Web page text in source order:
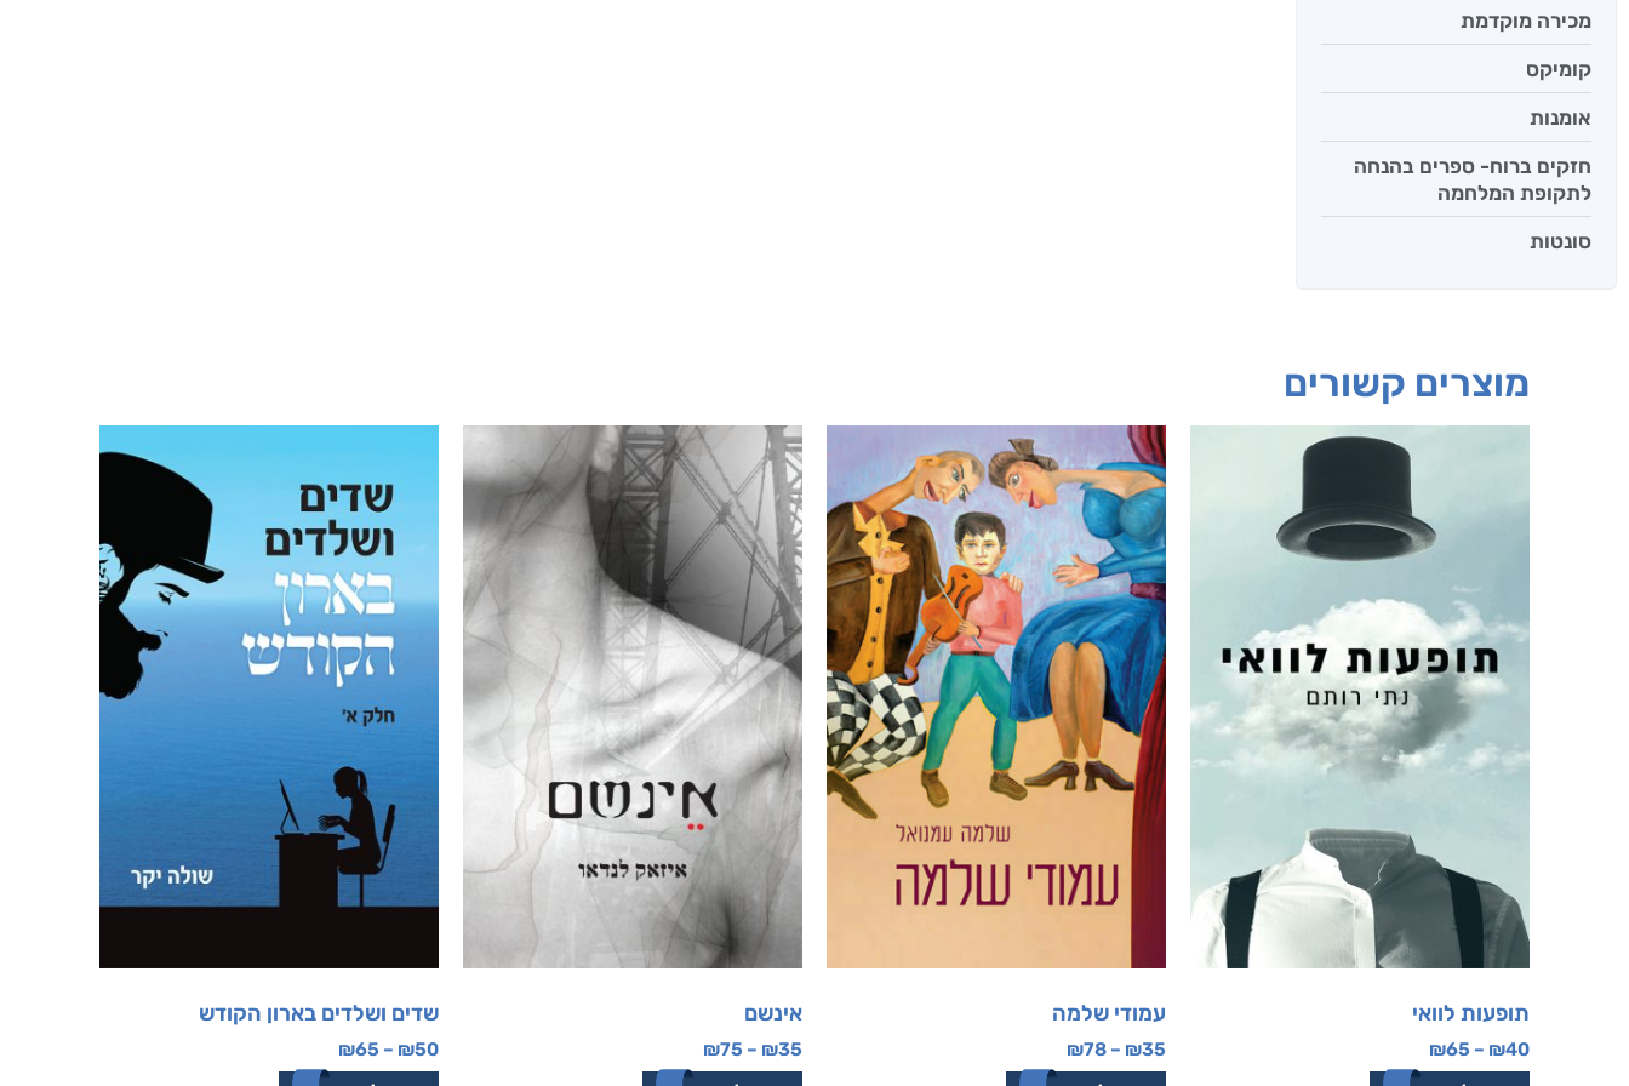
מכירה מוקדמת
קומיקס
אומנות
חזקים ברוח- ספרים בהנחה
לתקופת המלחמה
סונטות
מוצרים קשורים
תופעות לוואי
₪40
–
₪65
עמודי שלמה
₪35
–
₪78
אינשם
₪35
–
₪75
שדים ושלדים בארון הקודש
₪50
–
₪65